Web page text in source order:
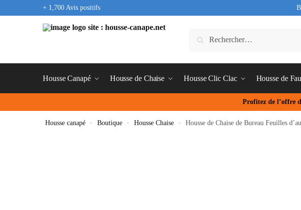
+ 1,700 Avis positifs
Housse Canapé Housse de Chaise Housse Clic Clac Housse de
Profitez de l’offre
Housse canapé » Boutique » Housse Chaise » Housse de Chaise de Bureau Feuilles